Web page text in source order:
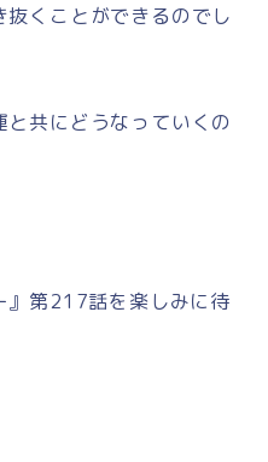
くことができるのでし
共にどうなっていくの
』第217話を楽しみに待